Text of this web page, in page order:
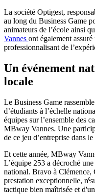
La société Optigest,
au long du Business Game
animateurs de l’école ainsi
Vannes ont également
professionnalisant de
Un événement
locale
Le Business Game
d’étudiants à l’échelle
équipes sur l’ensemble des
MBway Vannes. Une
de ce jeu d’entreprise dans
Et cette année, MBway
L’équipe 253 a décroché
national. Bravo à
prestation exceptionnelle,
tactique bien maîtrisée et